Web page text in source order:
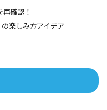
確認！
楽しみ方アイデア